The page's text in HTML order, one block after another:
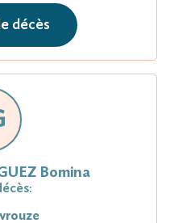
décès
Bomina